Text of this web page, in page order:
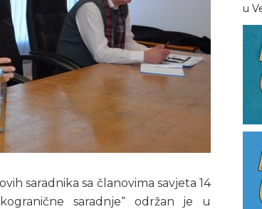
saradnika sa članovima savjeta 14
saradnje“ održan je u
u